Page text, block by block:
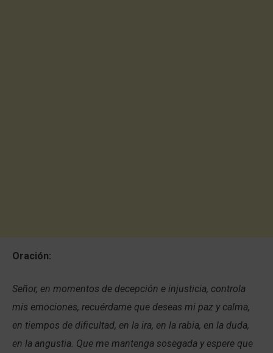
Oración:
Señor, en momentos de decepción e injusticia, controla
mis emociones, recuérdame que deseas mi paz y calma,
en tiempos de dificultad, en la ira, en la rabia, en la duda,
en la angustia. Que me mantenga sosegada y espere que